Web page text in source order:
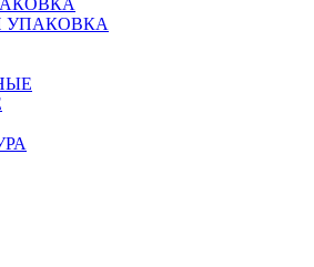
УПАКОВКА